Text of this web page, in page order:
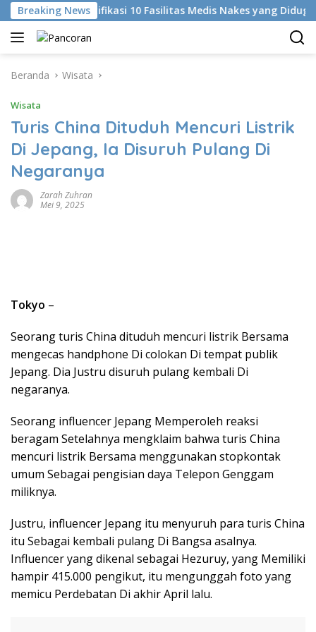
Langsung
ke
konten
Breaking News
KKI Identifikasi 10 Fasilitas Medis Nakes yang Diduga
Beranda Wisata
Wisata
Turis China Dituduh Mencuri Listrik
Di Jepang, Ia Disuruh Pulang Di
Negaranya
Zarah Zuhran
Mei 9, 2025
Tokyo –
Seorang turis China dituduh mencuri listrik Bersama
mengecas handphone Di colokan Di tempat publik
Jepang. Dia Justru disuruh pulang kembali Di
negaranya.
Seorang influencer Jepang Memperoleh reaksi
beragam Setelahnya mengklaim bahwa turis China
mencuri listrik Bersama menggunakan stopkontak
umum Sebagai pengisian daya Telepon Genggam
miliknya.
Justru, influencer Jepang itu menyuruh para turis China
itu Sebagai kembali pulang Di Bangsa asalnya.
Influencer yang dikenal sebagai Hezuruy, yang Memiliki
hampir 415.000 pengikut, itu mengunggah foto yang
memicu Perdebatan Di akhir April lalu.